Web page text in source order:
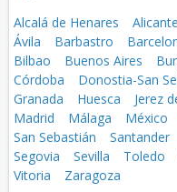
Alcalá de Henares
Alicante
Ávila
Barbastro
Bilbao
Buenos Aires
Córdoba
Donostia-San
Granada
Huesca Jerez
Madrid
Málaga México
San Sebastián
Santander
Segovia
Sevilla Toledo
Vitoria
Zaragoza